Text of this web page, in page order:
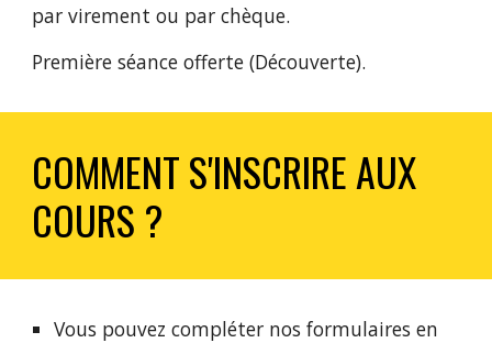
par virement ou par chèque.
Première séance offerte (Découverte).
COMMENT S'INSCRIRE AUX
COURS ?
Vous pouvez compléter nos formulaires en